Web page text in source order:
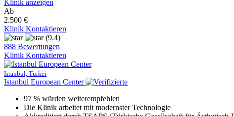
Klinik anzeigen
Ab
2.500 €
Klinik Kontaktieren
(9.4)
888 Bewertungen
Klinik Kontaktieren
Istanbul, Türkei
Istanbul European Center
97 % würden weiterempfehlen
Die Klinik arbeitet mit modernster Technologie